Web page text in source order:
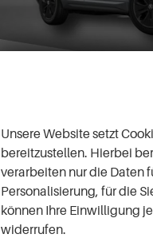
Sportline 2.0 TSI 7-
ca 1 Woche Neuwagen
Fahrzeugnr. 62810
Kraftstoff Benzin
Leistung 140 kW (190 PS)
Unsere Website setzt
bereitzustellen. Hierbei
verarbeiten nur die Daten
Personalisierung, für die
können Ihre Einwilligung
widerrufen.